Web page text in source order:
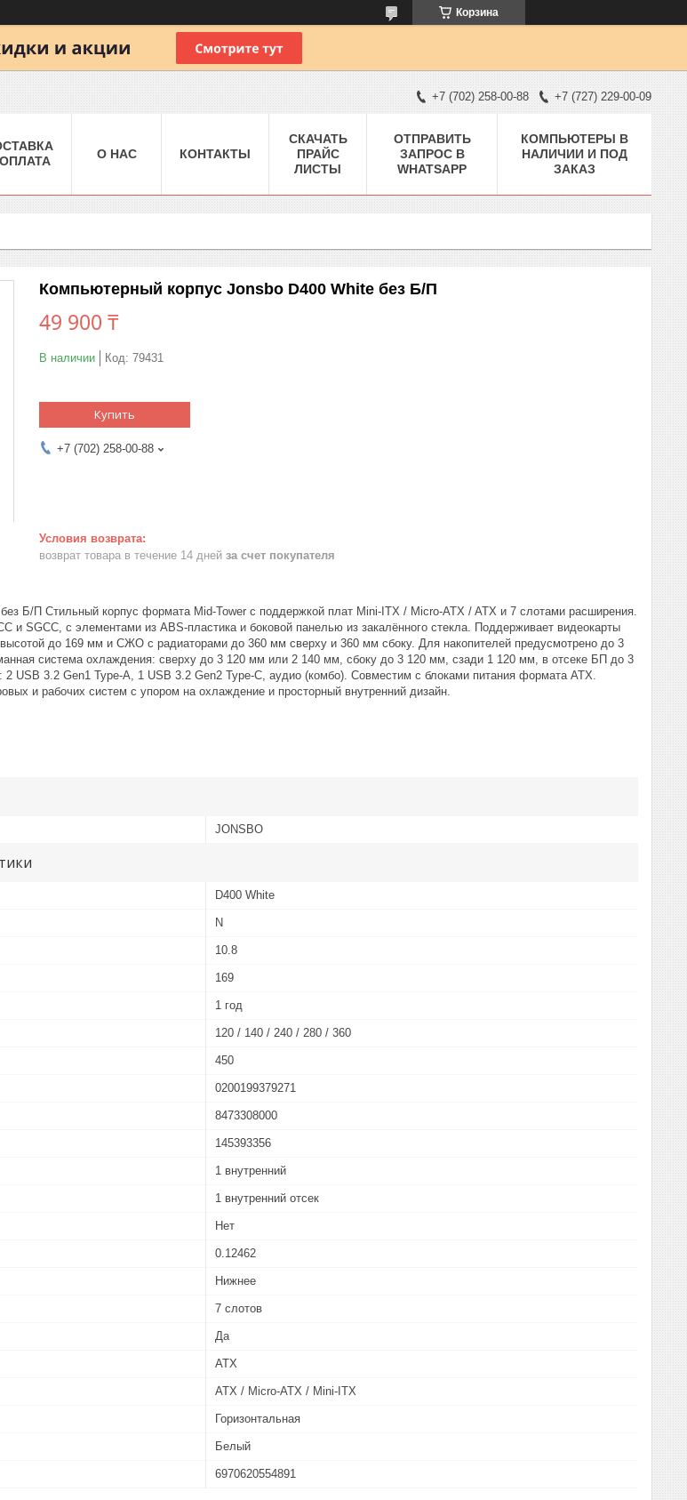
Корзина
+7 (702) 258-00-88 +7 (727) 229-00-09
О НАС КОНТАКТЫ
СКАЧАТЬ
ПРАЙС
ЛИСТЫ
ОТПРАВИТЬ
ЗАПРОС В
WHATSAPP
КОМПЬЮТЕРЫ В
НАЛИЧИИ И ПОД
ЗАКАЗ
Компьютерный корпус Jonsbo D400 White без Б/П
49 900 ₸
В наличии Код: 79431
Купить
+7 (702) 258-00-88
возврат товара в течение 14 дней за счет покупателя
Б/П Стильный корпус формата Mid-Tower с поддержкой плат Mini-ITX / Micro-ATX / ATX и 7 слотами расширения.
и SGCC, с элементами из ABS-пластика и боковой панелью из закалённого стекла. Поддерживает видеокарты
до 169 мм и СЖО с радиаторами до 360 мм сверху и 360 мм сбоку. Для накопителей предусмотрено до 3
система охлаждения: сверху до 3 120 мм или 2 140 мм, сбоку до 3 120 мм, сзади 1 120 мм, в отсеке БП до 3
USB 3.2 Gen1 Type-A, 1 USB 3.2 Gen2 Type-C, аудио (комбо). Совместим с блоками питания формата ATX.
и рабочих систем с упором на охлаждение и просторный внутренний дизайн.
JONSBO
D400 White
N
10.8
169
1 год
120 / 140 / 240 / 280 / 360
450
0200199379271
8473308000
145393356
1 внутренний
1 внутренний отсек
Нет
0.12462
Нижнее
7 слотов
Да
ATX
ATX / Micro-ATX / Mini-ITX
Горизонтальная
Белый
6970620554891